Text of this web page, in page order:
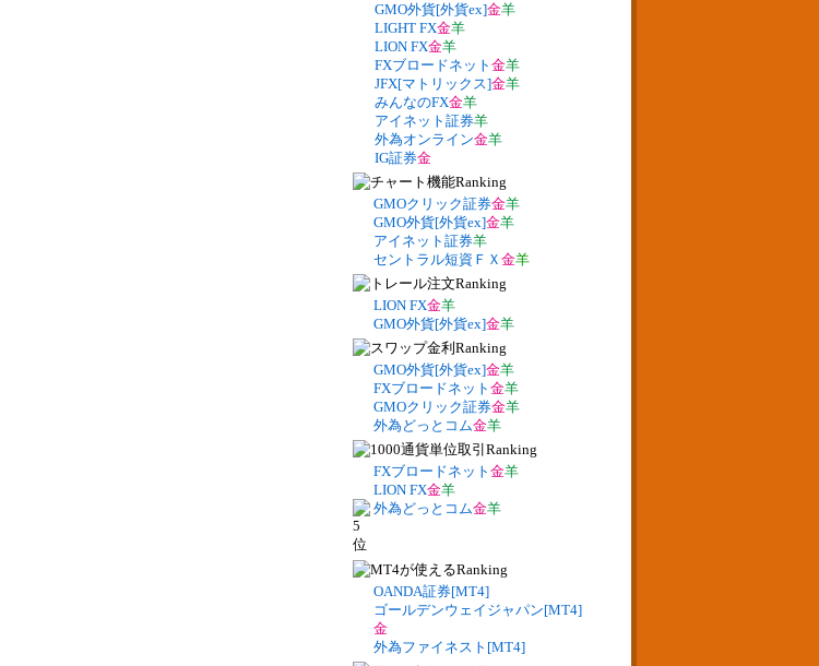
GMO外貨[外貨ex]金羊
LIGHT FX金羊
LION FX金羊
FXブロードネット 金羊
JFX[マトリックス]金羊
みんなのFX金羊
アイネット証券羊
外為オンライン金羊
IG証券金
GMOクリック証券金羊
GMO外貨[外貨ex]金羊
アイネット証券羊
セントラル短資ＦＸ 金羊
LION FX金羊
GMO外貨[外貨ex]金羊
GMO外貨[外貨ex]金羊
FXブロードネット 金羊
GMOクリック証券金羊
外為どっとコム金羊
FXブロードネット 金羊
LION FX金羊
外為どっとコム金羊
OANDA証券[MT4]
ゴールデンウェイジャパン[MT4]
金
外為ファイネスト[MT4]